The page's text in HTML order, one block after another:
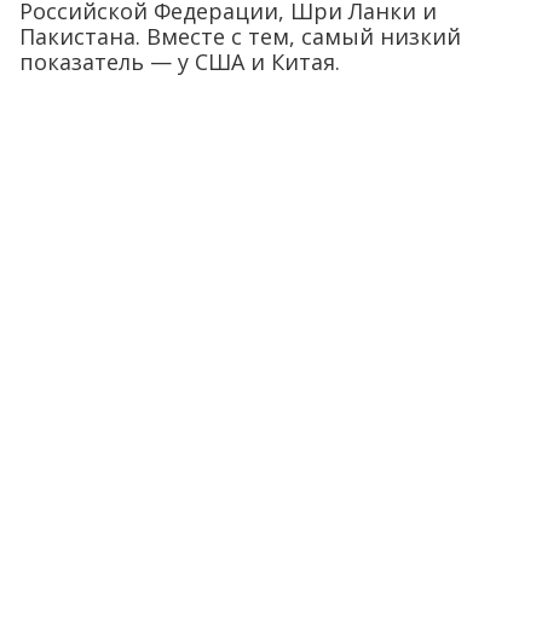
Российской Федерации, Шри Ланки и
Пакистана. Вместе с тем, самый низкий
показатель — у США и Китая.